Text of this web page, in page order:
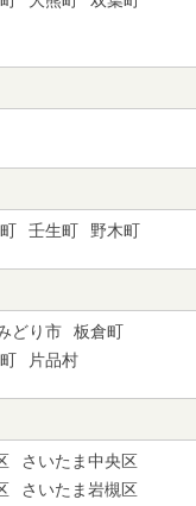
壬生町 野木町
どり市
板倉町
片品村
さいたま中央区
さいたま岩槻区